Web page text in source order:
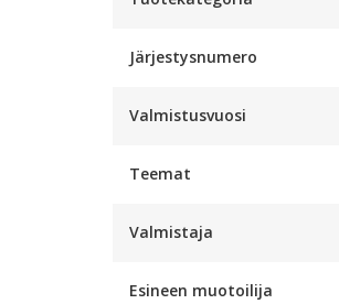
Järjestysnumero
Valmistusvuosi
Teemat
Valmistaja
Esineen muotoilija